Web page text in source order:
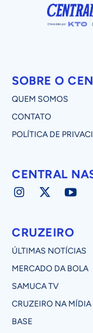
SOBRE O
QUEM SOMOS
CONTATO
POLÍTICA DE
CENTRAL
CRUZEIRO
ÚLTIMAS NOTÍCIAS
MERCADO DA BOLA
SAMUCA TV
CRUZEIRO NA MÍDIA
BASE